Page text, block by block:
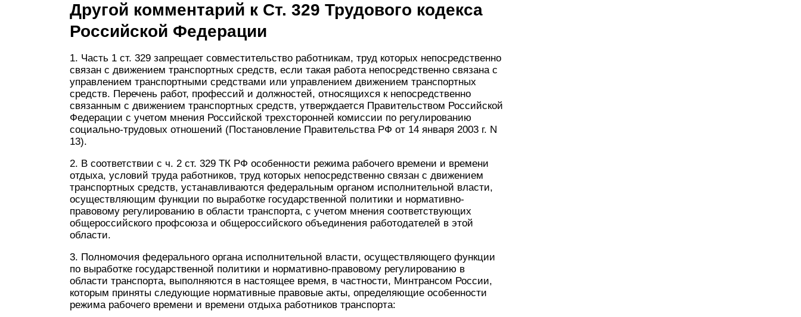
Другой комментарий к Ст. 329 Трудового кодекса
Российской Федерации
1. Часть 1 ст. 329 запрещает совместительство работникам, труд которых непосредственно
связан с движением транспортных средств, если такая работа непосредственно связана с
управлением транспортными средствами или управлением движением транспортных
средств. Перечень работ, профессий и должностей, относящихся к непосредственно
связанным с движением транспортных средств, утверждается Правительством Российской
Федерации с учетом мнения Российской трехсторонней комиссии по регулированию
социально-трудовых отношений (Постановление Правительства РФ от 14 января 2003 г. N
13).
2. В соответствии с ч. 2 ст. 329 ТК РФ особенности режима рабочего времени и времени
отдыха, условий труда работников, труд которых непосредственно связан с движением
транспортных средств, устанавливаются федеральным органом исполнительной власти,
осуществляющим функции по выработке государственной политики и нормативно-
правовому регулированию в области транспорта, с учетом мнения соответствующих
общероссийского профсоюза и общероссийского объединения работодателей в этой
области.
3. Полномочия федерального органа исполнительной власти, осуществляющего функции
по выработке государственной политики и нормативно-правовому регулированию в
области транспорта, выполняются в настоящее время, в частности, Минтрансом России,
которым приняты следующие нормативные правовые акты, определяющие особенности
режима рабочего времени и времени отдыха работников транспорта: